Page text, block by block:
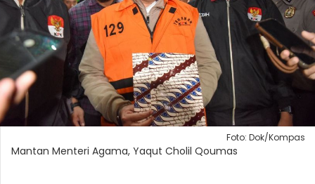
Foto: Dok/Kompas
Mantan Menteri Agama, Yaqut Cholil Qoumas